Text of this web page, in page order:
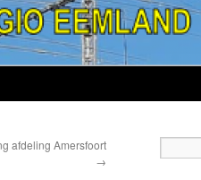
afdeling Amersfoort
→